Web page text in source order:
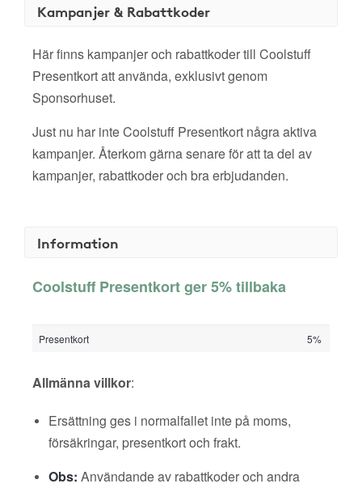
Kampanjer & Rabattkoder
Här finns kampanjer och rabattkoder till Coolstuff
Presentkort att använda, exklusivt genom
Sponsorhuset.
Just nu har inte Coolstuff Presentkort några aktiva
kampanjer. Återkom gärna senare för att ta del av
kampanjer, rabattkoder och bra erbjudanden.
Information
Coolstuff Presentkort ger 5% tillbaka
Presentkort 5%
Allmänna villkor:
Ersättning ges i normalfallet inte på moms,
försäkringar, presentkort och frakt.
Obs: Användande av rabattkoder och andra